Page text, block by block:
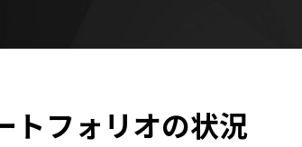
トフォリオの状況